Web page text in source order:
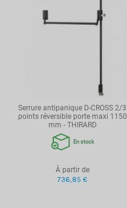
Serrure antipanique D-CROSS 2/3
points réversible porte maxi 1150
mm - THIRARD
En stock
À partir de
736,85 €